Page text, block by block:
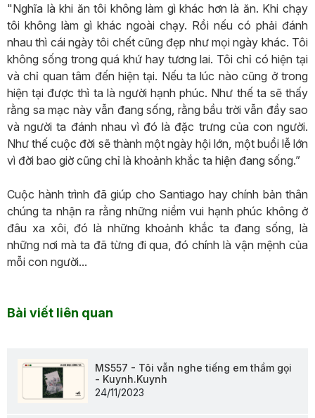
"Nghĩa là khi ăn tôi không làm gì khác hơn là ăn. Khi chạy
tôi không làm gì khác ngoài chạy. Rồi nếu có phải đánh
nhau thì cái ngày tôi chết cũng đẹp như mọi ngày khác. Tôi
không sống trong quá khứ hay tương lai. Tôi chỉ có hiện tại
và chỉ quan tâm đến hiện tại. Nếu ta lúc nào cũng ở trong
hiện tại được thì ta là người hạnh phúc. Như thế ta sẽ thấy
rằng sa mạc này vẫn đang sống, rằng bầu trời vẫn đầy sao
và người ta đánh nhau vì đó là đặc trưng của con người.
Như thế cuộc đời sẽ thành một ngày hội lớn, một buổi lễ lớn
vì đời bao giờ cũng chỉ là khoảnh khắc ta hiện đang sống.”
Cuộc hành trình đã giúp cho Santiago hay chính bản thân
chúng ta nhận ra rằng những niềm vui hạnh phúc không ở
đâu xa xôi, đó là những khoảnh khắc ta đang sống, là
những nơi mà ta đã từng đi qua, đó chính là vận mệnh của
mỗi con người...
Bài viết liên quan
MS557 - Tôi vẫn nghe tiếng em thầm gọi
- Kuynh.Kuynh
24/11/2023